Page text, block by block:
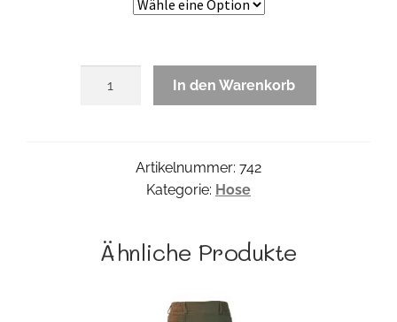
In den Warenkorb
Artikelnummer: 742
Kategorie: Hose
Ähnliche Produkte